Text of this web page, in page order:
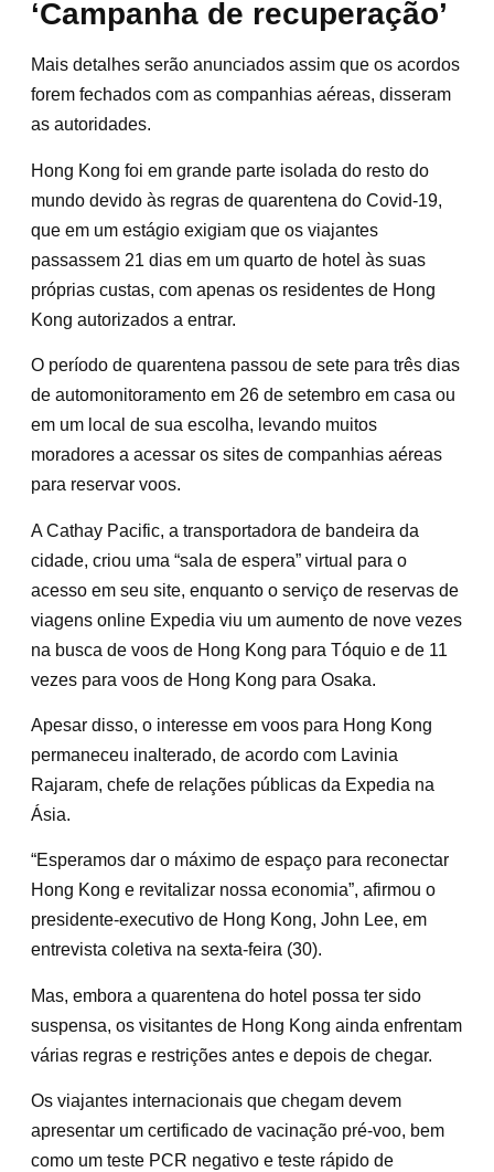
‘Campanha de recuperação’
Mais detalhes serão anunciados assim que os acordos
forem fechados com as companhias aéreas, disseram
as autoridades.
Hong Kong foi em grande parte isolada do resto do
mundo devido às regras de quarentena do Covid-19,
que em um estágio exigiam que os viajantes
passassem 21 dias em um quarto de hotel às suas
próprias custas, com apenas os residentes de Hong
Kong autorizados a entrar.
O período de quarentena passou de sete para três dias
de automonitoramento em 26 de setembro em casa ou
em um local de sua escolha, levando muitos
moradores a acessar os sites de companhias aéreas
para reservar voos.
A Cathay Pacific, a transportadora de bandeira da
cidade, criou uma “sala de espera” virtual para o
acesso em seu site, enquanto o serviço de reservas de
viagens online Expedia viu um aumento de nove vezes
na busca de voos de Hong Kong para Tóquio e de 11
vezes para voos de Hong Kong para Osaka.
Apesar disso, o interesse em voos para Hong Kong
permaneceu inalterado, de acordo com Lavinia
Rajaram, chefe de relações públicas da Expedia na
Ásia.
“Esperamos dar o máximo de espaço para reconectar
Hong Kong e revitalizar nossa economia”, afirmou o
presidente-executivo de Hong Kong, John Lee, em
entrevista coletiva na sexta-feira (30).
Mas, embora a quarentena do hotel possa ter sido
suspensa, os visitantes de Hong Kong ainda enfrentam
várias regras e restrições antes e depois de chegar.
Os viajantes internacionais que chegam devem
apresentar um certificado de vacinação pré-voo, bem
como um teste PCR negativo e teste rápido de